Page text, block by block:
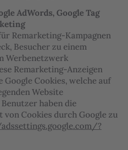
AdWords, Google Tag
Remarketing-Kampagnen
Besucher zu einem
Werbenetzwerk
Remarketing-Anzeigen
Cookies, welche auf
Website
haben die
Cookies durch Google zu
?